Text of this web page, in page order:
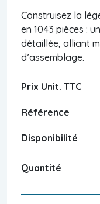
Construisez la
en 1043 pièces :
détaillée, alliant
d’assemblage.
Prix Unit. TTC
Référence
Disponibilité
Quantité